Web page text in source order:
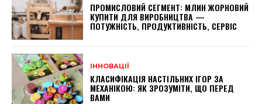
ПРОМИСЛОВИЙ СЕГМЕНТ: МЛИН ЖОРНОВИЙ
КУПИТИ ДЛЯ ВИРОБНИЦТВА —
ПОТУЖНІСТЬ, ПРОДУКТИВНІСТЬ, СЕРВІС
ІННОВАЦІЇ
КЛАСИФІКАЦІЯ НАСТІЛЬНИХ ІГОР ЗА
МЕХАНІКОЮ: ЯК ЗРОЗУМІТИ, ЩО ПЕРЕД
ВАМИ